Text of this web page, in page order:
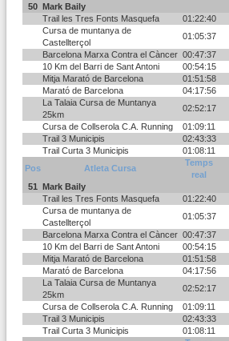
50 Mark Baily
Trail les Tres Fonts Masquefa
01:22:40
Cursa de muntanya de
Castellterçol
01:05:37
Barcelona Marxa Contra el Càncer 00:47:37
10 Km del Barri de Sant Antoni
00:54:15
Mitja Marató de Barcelona
01:51:58
Marató de Barcelona
04:17:56
La Talaia Cursa de Muntanya
25km
02:52:17
Cursa de Collserola C.A. Running
01:09:11
Trail 3 Municipis
02:43:33
Trail Curta 3 Municipis
01:08:11
Pos
Atleta Cursa
Temps
real
51 Mark Baily
Trail les Tres Fonts Masquefa
01:22:40
Cursa de muntanya de
Castellterçol
01:05:37
Barcelona Marxa Contra el Càncer 00:47:37
10 Km del Barri de Sant Antoni
00:54:15
Mitja Marató de Barcelona
01:51:58
Marató de Barcelona
04:17:56
La Talaia Cursa de Muntanya
25km
02:52:17
Cursa de Collserola C.A. Running
01:09:11
Trail 3 Municipis
02:43:33
Trail Curta 3 Municipis
01:08:11